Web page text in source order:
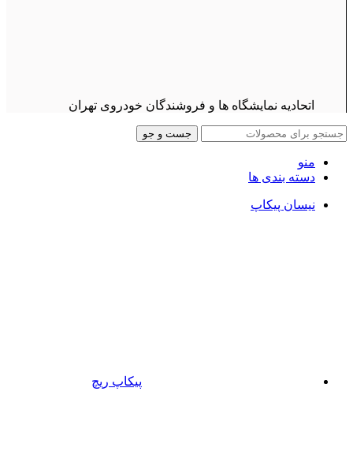
اتحادیه نمایشگاه ها و فروشندگان خودروی تهران
جست و جو
منو
دسته بندی ها
نیسان پیکاپ
پیکاپ ریچ